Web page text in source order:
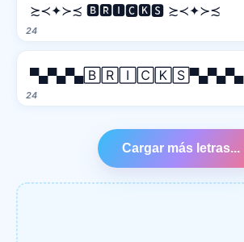
24
≿≺✦≻≾ 🅱🆁🅸🅲🅺🆂 ≿≺✦≻≾
24
▀▄▀▄▀▄🄱🅁🄸🄲🄺🅂▀▄▀▄▀▄
Cargar más letras...